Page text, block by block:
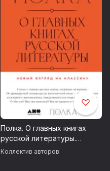
Полка. О главных книгах
русской литературы.
Сборник статей
Коллектив авторов